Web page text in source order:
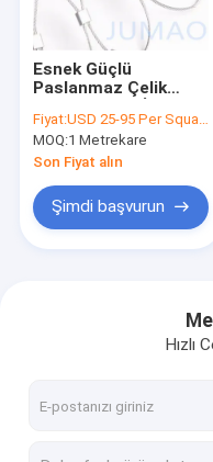
Esnek Güçlü
Paslanmaz Çelik
Güverte Balustrası
Fiyat:USD 25-95 Per Square Meter
MOQ:1 Metrekare
Son Fiyat alın
Şimdi başvurun
Hızlı